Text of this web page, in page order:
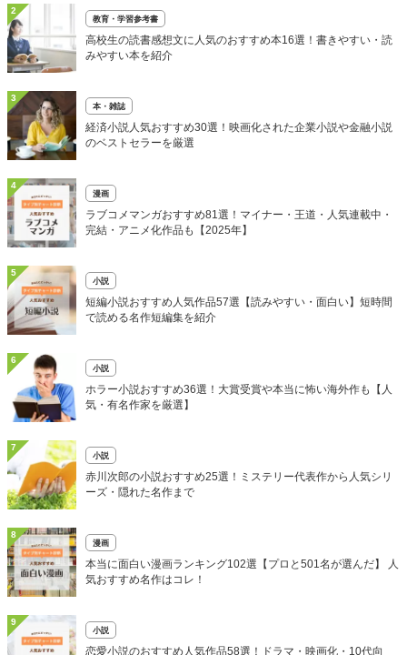
2
教育・学習参考書
高校生の読書感想文に人気のおすすめ本16選！書きやすい・読
みやすい本を紹介
3
本・雑誌
経済小説人気おすすめ30選！映画化された企業小説や金融小説
のベストセラーを厳選
4
漫画
ラブコメマンガおすすめ81選！マイナー・王道・人気連載中・
完結・アニメ化作品も【2025年】
5
小説
短編小説おすすめ人気作品57選【読みやすい・面白い】短時間
で読める名作短編集を紹介
6
小説
ホラー小説おすすめ36選！大賞受賞や本当に怖い海外作も【人
気・有名作家を厳選】
7
小説
赤川次郎の小説おすすめ25選！ミステリー代表作から人気シリ
ーズ・隠れた名作まで
8
漫画
本当に面白い漫画ランキング102選【プロと501名が選んだ】 人
気おすすめ名作はコレ！
9
小説
恋愛小説のおすすめ人気作品58選！ドラマ・映画化・10代向